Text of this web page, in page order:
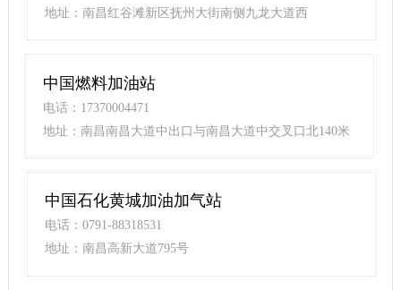
地址：南昌红谷滩新区抚州大街南侧九龙大道西
中国燃料加油站
电话：17370004471
地址：南昌南昌大道中出口与南昌大道中交叉口北140米
中国石化黄城加油加气站
电话：0791-88318531
地址：南昌高新大道795号